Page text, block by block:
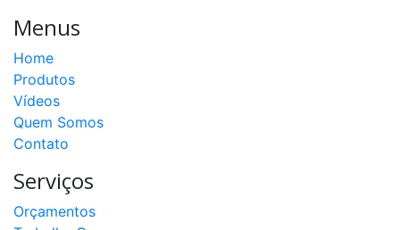
Menus
Home
Produtos
Vídeos
Quem Somos
Contato
Serviços
Orçamentos